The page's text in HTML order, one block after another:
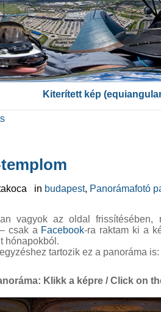
Kiterített kép
in budapest, Panorámafotó
vagyok az oldal
csak a Facebook-ra raktam ki a
hónapokból.
tartozik ez a panoráma
Klikk a képre / Click on